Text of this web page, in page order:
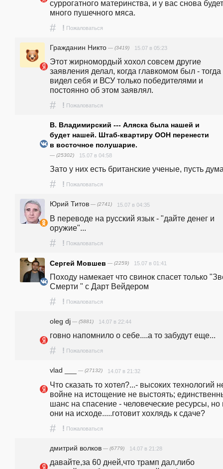
суррогатного материнства, и у вас снова будет
много пушечного мяса.
# ! Пожаловаться
Гражданин Никто — (3419) 15.07 в 05:23
Этот жирномордый хохол совсем другие
заявления делал, когда главкомом был - тогда
видел себя и ВСУ только победителями и
постоянно об этом заявлял.
# ! Пожаловаться
В. Владимирский --- Аляска была нашей и
будет нашей. Штаб-квартиру ООН перенести
в восточное полушарие.
— (25302) 15.07 в 04:58
Зато у них есть британские ученые, пусть
# ! Пожаловаться
Юрий Титов — (2741) 15.07 в 04:35
В переводе на русский язык - "дайте денег и
оружие"...
# ! Пожаловаться
Сергей Мовшев — (2259) 15.07 в 01:41
Походу намекает что свинок спасет только
Смерти " с Дарт Вейдером
# ! Пожаловаться
oleg dj — (5881) 14.07 в 22:44
говно напомнило о себе....а то забудут еще...
# ! Пожаловаться
vlad ___ — (27132) 14.07 в 21:32
Что сказать то хотел?...- высоких технологий
войне на истощение не выстоять;
шанс на спасение - человеческие ресурсы, но
они на исходе.....готовит хохлядь к сдаче?
# ! Пожаловаться
дмитрий волков — (6779) 14.07 в 21:28
давайте,за 60 дней,что трамп дал,либо